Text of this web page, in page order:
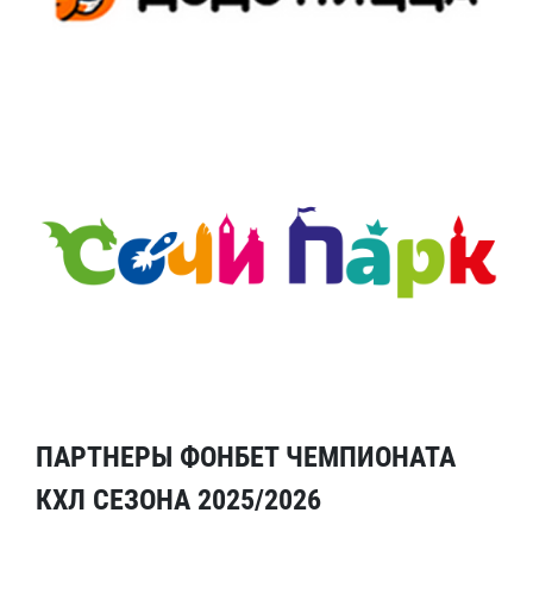
ПАРТНЕРЫ ФОНБЕТ ЧЕМПИОНАТА
КХЛ СЕЗОНА 2025/2026